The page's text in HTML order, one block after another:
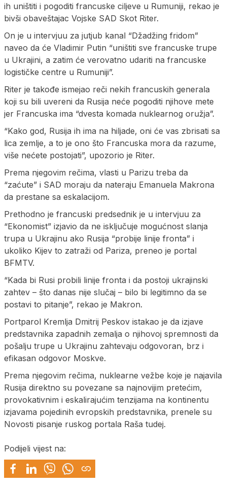
ih uništiti i pogoditi francuske ciljeve u Rumuniji, rekao je
bivši obaveštajac Vojske SAD Skot Riter.
On je u intervjuu za jutjub kanal “Džadžing fridom”
naveo da će Vladimir Putin “uništiti sve francuske trupe
u Ukrajini, a zatim će verovatno udariti na francuske
logističke centre u Rumuniji”.
Riter je takođe ismejao reči nekih francuskih generala
koji su bili uvereni da Rusija neće pogoditi njihove mete
jer Francuska ima “dvesta komada nuklearnog oružja”.
“Kako god, Rusija ih ima na hiljade, oni će vas zbrisati sa
lica zemlje, a to je ono što Francuska mora da razume,
više nećete postojati”, upozorio je Riter.
Prema njegovim rečima, vlasti u Parizu treba da
“zaćute” i SAD moraju da nateraju Emanuela Makrona
da prestane sa eskalacijom.
Prethodno je francuski predsednik je u intervjuu za
“Ekonomist” izjavio da ne isključuje mogućnost slanja
trupa u Ukrajinu ako Rusija “probije linije fronta” i
ukoliko Kijev to zatraži od Pariza, preneo je portal
BFMTV.
“Kada bi Rusi probili linije fronta i da postoji ukrajinski
zahtev – što danas nije slučaj – bilo bi legitimno da se
postavi to pitanje”, rekao je Makron.
Portparol Kremlja Dmitrij Peskov istakao je da izjave
predstavnika zapadnih zemalja o njihovoj spremnosti da
pošalju trupe u Ukrajinu zahtevaju odgovoran, brz i
efikasan odgovor Moskve.
Prema njegovim rečima, nuklearne vežbe koje je najavila
Rusija direktno su povezane sa najnovijim pretećim,
provokativnim i eskalirajućim tenzijama na kontinentu
izjavama pojedinih evropskih predstavnika, prenele su
Novosti pisanje ruskog portala Raša tudej.
Podijeli vijest na: